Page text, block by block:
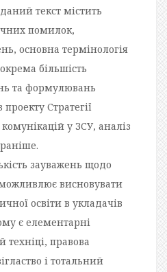
текст містить
помилок,
основна термінологія
більшість
та формулювань
Стратегії
у ЗСУ, аналіз
зауважень щодо
висновувати
освіти в укладачів
є елементарні
правова
і тотальний